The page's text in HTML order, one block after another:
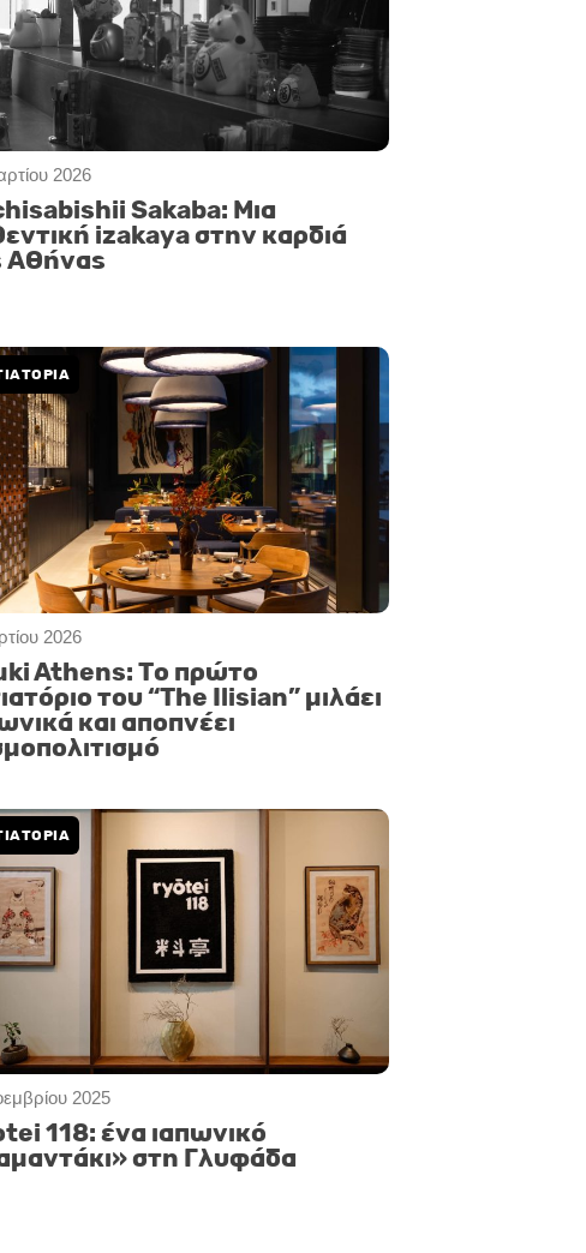
2026
Sakaba: Μια
izakaya στην καρδιά
Αθήνας
2026
Athens: Το πρώτο
του “The Ilisian” μιλάει
και αποπνέει
2025
118: ένα ιαπωνικό
στη Γλυφάδα